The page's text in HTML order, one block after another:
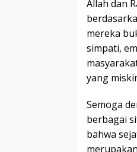
Allah dan
mereka
simpati,
yang
Semoga
berbagai
bahwa